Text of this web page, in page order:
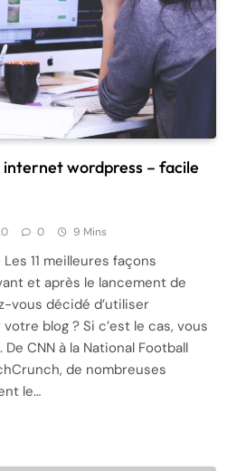
wordpress – facile
0 9 Mins
11 meilleures façons
et après le lancement de
vous décidé d’utiliser
blog ? Si c’est le cas, vous
CNN à la National Football
de nombreuses
le…